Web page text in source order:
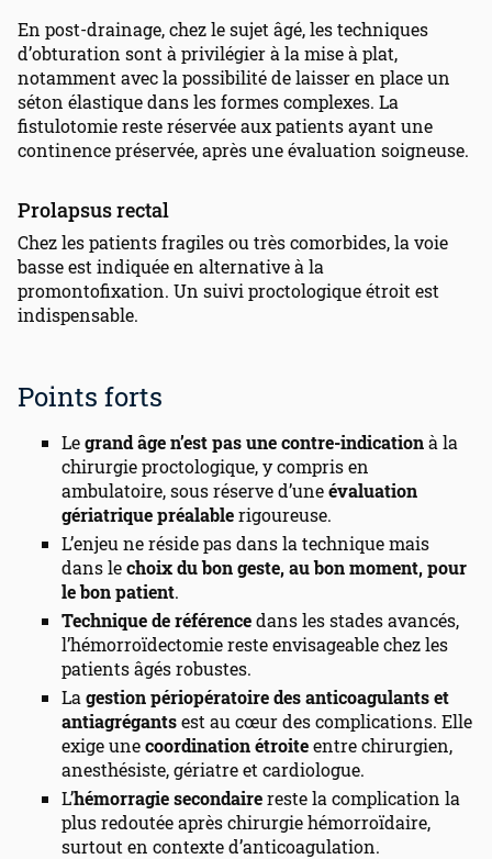
En post-drainage, chez le sujet âgé, les techniques
d’obturation sont à privilégier à la mise à plat,
notamment avec la possibilité de laisser en place un
séton élastique dans les formes complexes. La
fistulotomie reste réservée aux patients ayant une
continence préservée, après une évaluation soigneuse.
Prolapsus rectal
Chez les patients fragiles ou très comorbides, la voie
basse est indiquée en alternative à la
promontofixation. Un suivi proctologique étroit est
indispensable.
Points forts
Legrand âge n’est pas une contre-indicationà la
chirurgie proctologique, y compris en
ambulatoire, sous réserve d’uneévaluation
gériatrique préalablerigoureuse.
L’enjeu ne réside pas dans la technique mais
dans lechoix du bon geste, au bon moment, pour
le bon patient.
Technique de référencedans les stades avancés,
l’hémorroïdectomie reste envisageable chez les
patients âgés robustes.
La gestion périopératoire des anticoagulants et
antiagrégantsest au cœur des complications. Elle
exige unecoordination étroiteentre chirurgien,
anesthésiste, gériatre et cardiologue.
L’hémorragie secondairereste la complication la
plus redoutée après chirurgie hémorroïdaire,
surtout en contexte d’anticoagulation.